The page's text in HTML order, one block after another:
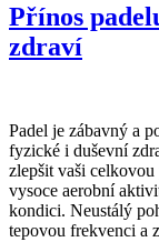
Přínos
zdraví
Padel je zábavný a
fyzické i duševní
zlepšit vaši
vysoce aerobní
kondici. Neustálý
tepovou frekvenci a